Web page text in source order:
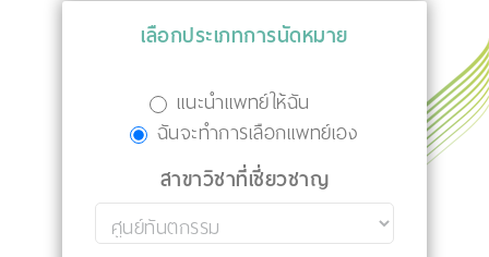
เลือกประเภทการนัดหมาย
แนะนำแพทย์ให้ฉัน
ฉันจะทำการเลือกแพทย์เอง
สาขาวิชาที่เชี่ยวชาญ